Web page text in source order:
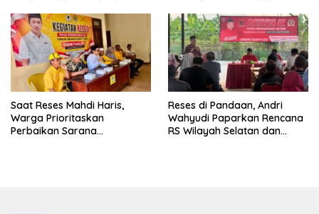
Saat Reses Mahdi Haris,
Warga Prioritaskan
Perbaikan Sarana
Reses di Pandaan, Andri
Wahyudi Paparkan Rencana
RS Wilayah Selatan dan